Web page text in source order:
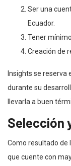
Ser una
Ecuador.
Tener
Creación de
Insights se reserva
durante su
llevarla a buen
Selección
Como resultado de
que cuente con